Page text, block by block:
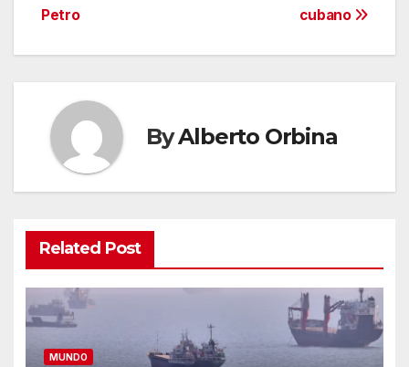
cubano
Petro
ByAlberto Orbina
Related Post
MUNDO